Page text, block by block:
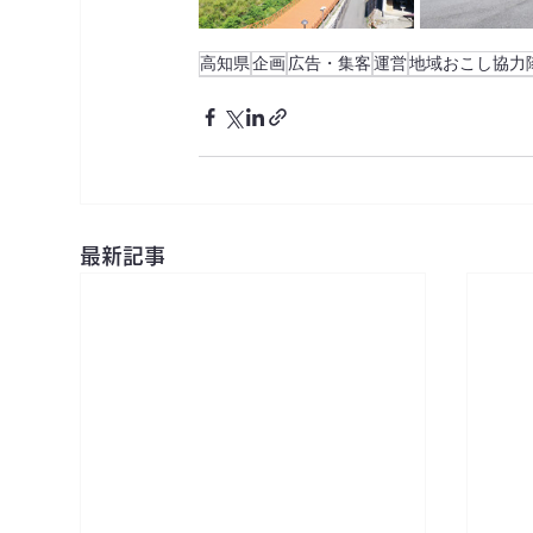
高知県企画広告・集客運営地域おこし協力
最新記事